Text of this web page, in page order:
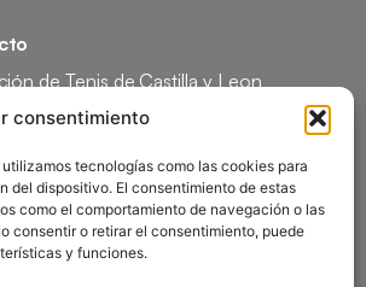
consentimiento
tecnologías como las cookies para
del dispositivo. El consentimiento de estas
como el comportamiento de navegación o las
consentir o retirar el consentimiento, puede
y funciones.
de Tenis de Castilla y Leon
García Lorca, 1, 47008
94 26